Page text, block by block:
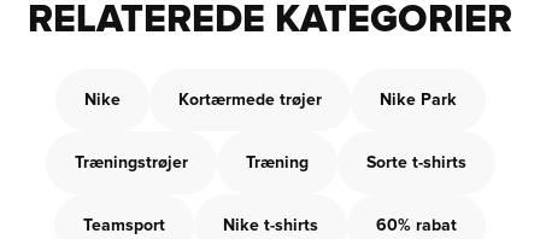
RELATEREDE KATEGORIER
Nike Kortærmede trøjer Nike Park
Træningstrøjer Træning Sorte t-shirts
Teamsport Nike t-shirts 60% rabat